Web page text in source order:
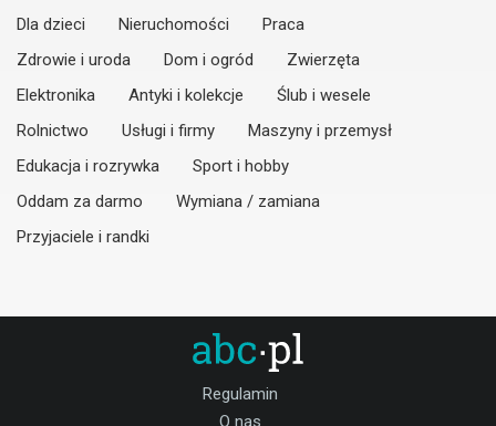
Dla dzieci
Nieruchomości
Praca
Zdrowie i uroda
Dom i ogród
Zwierzęta
Elektronika
Antyki i kolekcje
Ślub i wesele
Rolnictwo
Usługi i firmy
Maszyny i przemysł
Edukacja i rozrywka
Sport i hobby
Oddam za darmo
Wymiana / zamiana
Przyjaciele i randki
Regulamin
O nas